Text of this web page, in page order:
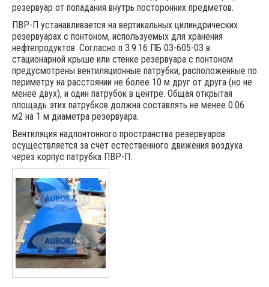
резервуар от попадания внутрь посторонних предметов.
ПВР-П устанавливается на вертикальных цилиндрических
резервуарах с понтоном, используемых для хранения
нефтепродуктов. Согласно п 3.9.16 ПБ 03-605-03 в
стационарной крыше или стенке резервуара с понтоном
предусмотрены вентиляционные патрубки, расположенные по
периметру на расстоянии не более 10 м друг от друга (но не
менее двух), и один патрубок в центре. Общая открытая
площадь этих патрубков должна составлять не менее 0.06
м2 на 1 м диаметра резервуара.
Вентиляция надпонтонного пространства резервуаров
осуществляется за счет естественного движения воздуха
через корпус патрубка ПВР-П.